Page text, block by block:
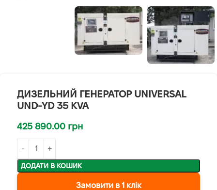
ДИЗЕЛЬНИЙ ГЕНЕРАТОР UNIVERSAL
UND-YD 35 KVA
425 890.00 грн
ДОДАТИ В КОШИК
Замовити в 1 клік